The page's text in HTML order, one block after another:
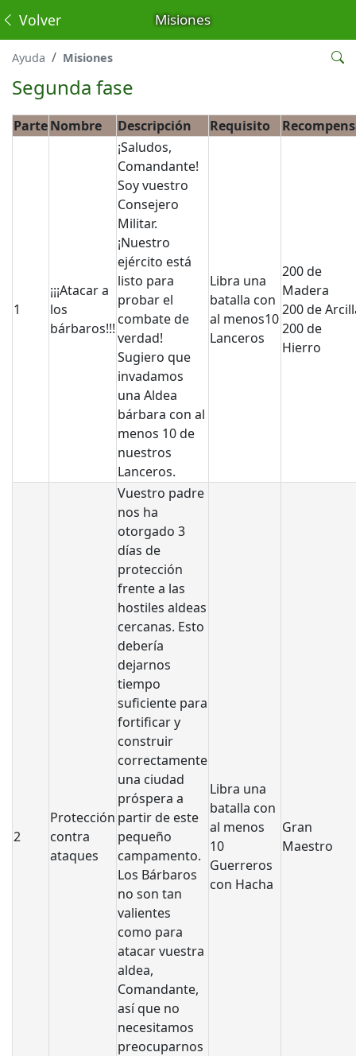
Misiones
Volver
Ayuda Misiones
Segunda fase
ParteNombre Descripción Requisito
1
¡¡¡Atacar a
los
bárbaros!!!
¡Saludos,
Comandante!
Soy vuestro
Consejero
Militar.
¡Nuestro
ejército está
listo para
probar el
combate de
verdad!
Sugiero que
invadamos
una Aldea
bárbara con al
menos 10 de
nuestros
Lanceros.
Libra una
batalla con
al menos10
Lanceros
200 de
Madera
200 de
200 de
Hierro
2
Protección
contra
ataques
Vuestro padre
nos ha
otorgado 3
días de
protección
frente a las
hostiles aldeas
cercanas. Esto
debería
dejarnos
tiempo
suficiente para
fortificar y
construir
correctamente
una ciudad
próspera a
partir de este
pequeño
campamento.
Los Bárbaros
no son tan
valientes
como para
atacar vuestra
aldea,
Comandante,
así que no
necesitamos
preocuparnos
Libra una
batalla con
al menos
10
Guerreros
con Hacha
Gran
Maestro